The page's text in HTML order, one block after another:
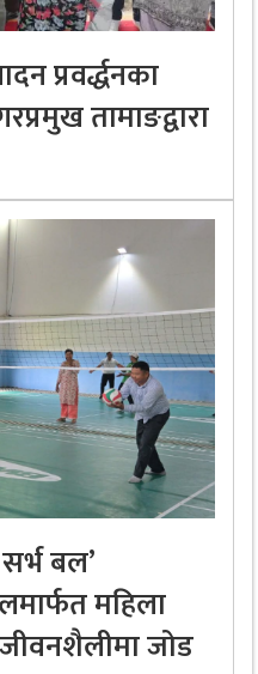
प्रवर्द्धनका
तामाङद्वारा
बल’
महिला
जोड